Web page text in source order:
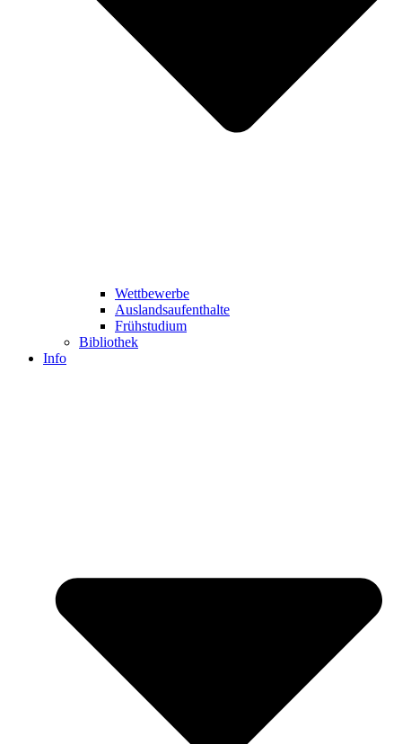
Wettbewerbe
Auslandsaufenthalte
Frühstudium
Bibliothek
Info